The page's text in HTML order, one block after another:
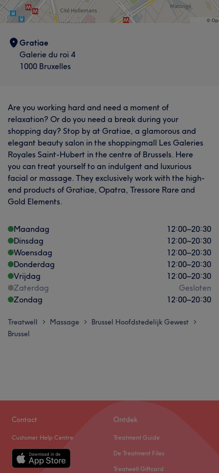
Gratiae
Galerie du roi 4
1000 Bruxelles
Are you working hard and need a moment of
relaxation? Or do you need a break during your
shopping day? Stop by at Gratiae, a glamorous and
elegant beauty salon in the shoppingmall Les Galeries
Royales Saint-Hubert in the centre of Brussels. Here
you can treat yourself to an indulgent and luxurious
facial or massage. They exclusively work with the high-
end products of Gratiae, Opatra, Tressore Rare and
Gold Elements.
Maandag 12:00–20:30
Dinsdag
12:00–20:30
Woensdag
12:00–20:30
Donderdag
12:00–20:30
Vrijdag
12:00–20:30
Zaterdag
Gesloten
Zondag
12:00–20:30
Treatwell > Massage > Brussel Hoofdstedelijk Gewest >
Brussel
Contact
Customer Help Centre
Ontdek
Treatment Guide
De Treatment Files
Treatwell Giftcard